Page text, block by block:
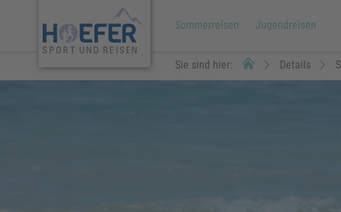
Sommerreisen Jugendreisen
Sie sind hier: Details